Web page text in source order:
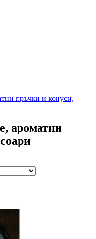
пръчки и конуси,
ароматни